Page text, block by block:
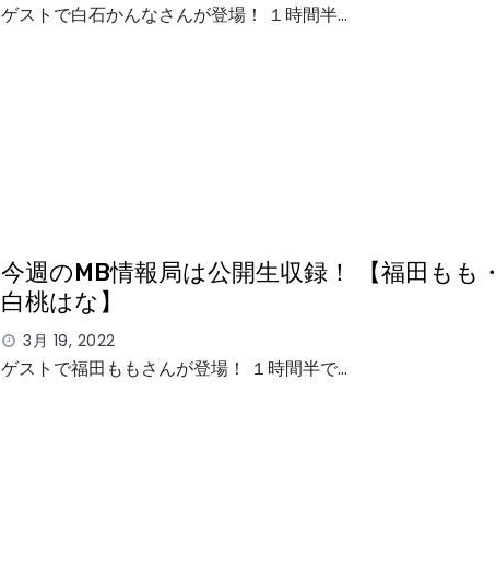
ゲストで白石かんなさんが登場！ １時間半…
今週のMB情報局は公開生収録！ 【福田もも・
白桃はな】
3月 19, 2022
ゲストで福田ももさんが登場！ １時間半で…